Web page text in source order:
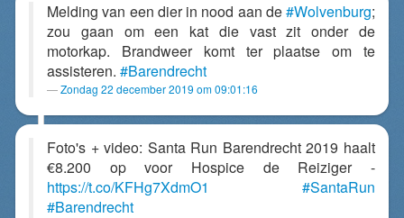
Melding van een dier in nood aan de#Wolvenburg;
zou gaan om een kat die vast zit onder de
motorkap. Brandweer komt ter plaatse om te
assisteren. #Barendrecht
Zondag 22 december 2019 om 09:01:16
Foto's + video: Santa Run Barendrecht 2019 haalt
€8.200 op voor Hospice de Reiziger -
https://t.co/KFHg7XdmO1
#SantaRun
#Barendrecht